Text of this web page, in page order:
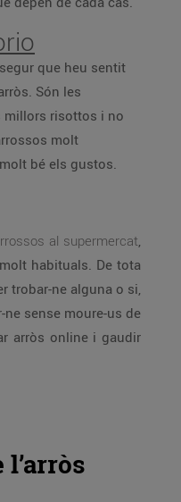
que heu sentit
Són les
risottos i no
molt
bé els gustos.
al supermercat,
habituals. De tota
trobar-ne alguna o si,
sense moure-us de
arròs online i gaudir
l’arròs